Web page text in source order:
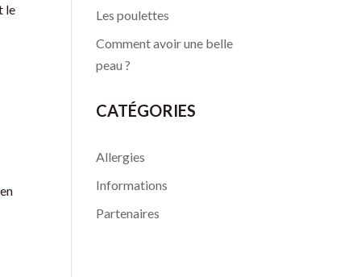
le
Les poulettes
Comment avoir une belle
peau ?
CATÉGORIES
Allergies
Informations
Partenaires